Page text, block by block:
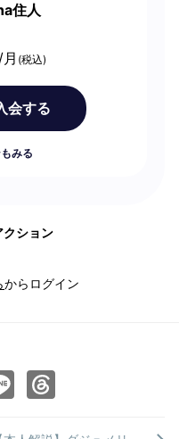
住人
/月 (税込)
会する
みる
クション
からログイン